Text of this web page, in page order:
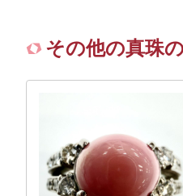
その他の真珠